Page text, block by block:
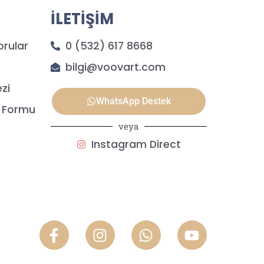
İLETİŞİM
0 (532) 617 8668
bilgi@voovart.com
WhatsApp Destek
veya
Instagram Direct